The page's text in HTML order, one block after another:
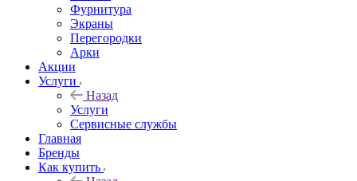
Фурнитура
Экраны
Перегородки
Арки
Акции
Услуги
Назад
Услуги
Сервисные службы
Главная
Бренды
Как купить